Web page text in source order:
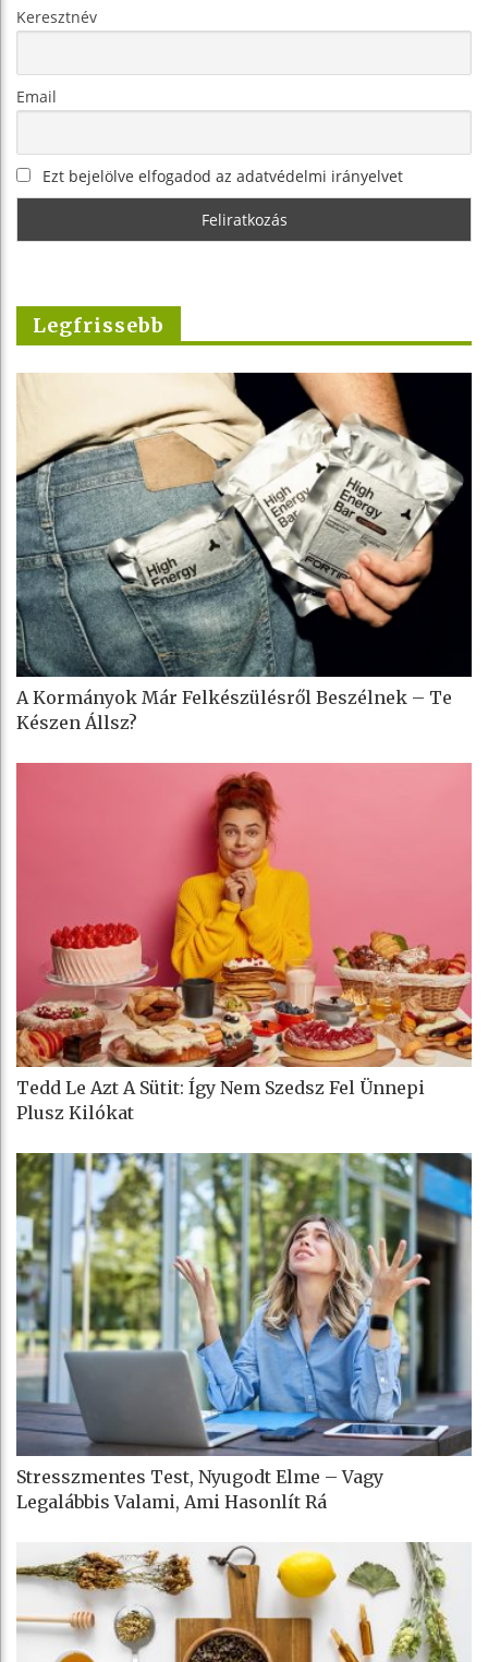
Keresztnév
Email
Ezt bejelölve elfogadod az adatvédelmi irányelvet
Legfrissebb
A Kormányok Már Felkészülésről Beszélnek – Te
Készen Állsz?
Tedd Le Azt A Sütit: Így Nem Szedsz Fel Ünnepi
Plusz Kilókat
Stresszmentes Test, Nyugodt Elme – Vagy
Legalábbis Valami, Ami Hasonlít Rá